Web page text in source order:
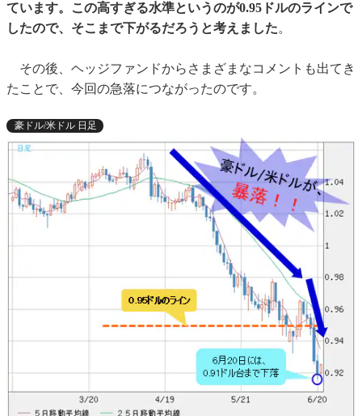
ています。この高すぎる水準というのが0.95ドルのラインで
したので、そこまで下がるだろうと考えました。
その後、ヘッジファンドからさまざまなコメントも出てき
たことで、今回の急落につながったのです。
豪ドル/米ドル 日足